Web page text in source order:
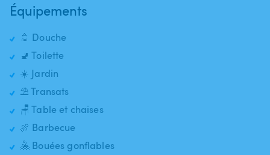
Équipements
🚿 Douche
🚽 Toilette
☀️ Jardin
⛱️ Transats
🪑 Table et chaises
🍖 Barbecue
🤽 Bouées gonflables